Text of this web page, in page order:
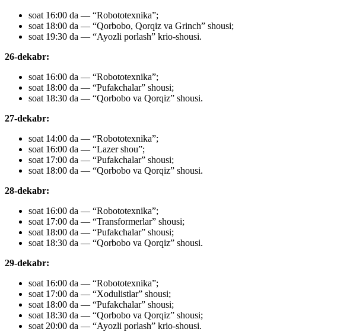
soat 16:00 da — “Robototexnika”;
soat 18:00 da — “Qorbobo, Qorqiz va Grinch” shousi;
soat 19:30 da — “Ayozli porlash” krio-shousi.
26-dekabr:
soat 16:00 da — “Robototexnika”;
soat 18:00 da — “Pufakchalar” shousi;
soat 18:30 da — “Qorbobo va Qorqiz” shousi.
27-dekabr:
soat 14:00 da — “Robototexnika”;
soat 16:00 da — “Lazer shou”;
soat 17:00 da — “Pufakchalar” shousi;
soat 18:00 da — “Qorbobo va Qorqiz” shousi.
28-dekabr:
soat 16:00 da — “Robototexnika”;
soat 17:00 da — “Transformerlar” shousi;
soat 18:00 da — “Pufakchalar” shousi;
soat 18:30 da — “Qorbobo va Qorqiz” shousi.
29-dekabr:
soat 16:00 da — “Robototexnika”;
soat 17:00 da — “Xodulistlar” shousi;
soat 18:00 da — “Pufakchalar” shousi;
soat 18:30 da — “Qorbobo va Qorqiz” shousi;
soat 20:00 da — “Ayozli porlash” krio-shousi.